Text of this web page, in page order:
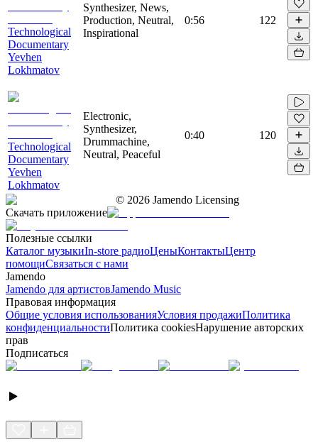
Technological
Documentary
Yevhen
Lokhmatov
Synthesizer, News,
Production, Neutral,
Inspirational
0:56 122
Technological
Documentary
Yevhen
Lokhmatov
Electronic,
Synthesizer,
Drummachine,
Neutral, Peaceful
0:40 120
© 2026 Jamendo Licensing
Скачать приложение
Полезные ссылки
Каталог музыкиIn-store радиоЦеныКонтактыЦентр
помощиСвязаться с нами
Jamendo
Jamendo для артистовJamendo Music
Правовая информация
Общие условия использованияУсловия продажиПолитика
конфиденциальностиПолитика cookiesНарушение авторских
прав
Подписаться